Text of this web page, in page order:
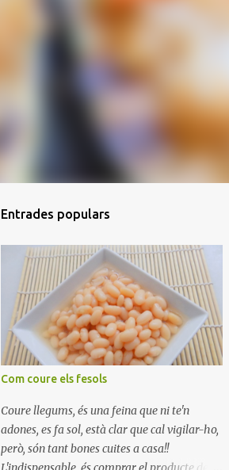
Entrades populars
Com coure els fesols
Coure llegums, és una feina que ni te'n
adones, es fa sol, està clar que cal vigilar-ho,
però, són tant bones cuites a casa!!